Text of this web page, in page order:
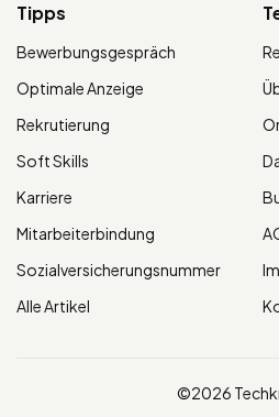
Tipps
Bewerbungsgespräch
Optimale Anzeige
Rekrutierung
Soft Skills
Karriere
Mitarbeiterbindung
Sozialversicherungsnummer
Alle Artikel
©2026